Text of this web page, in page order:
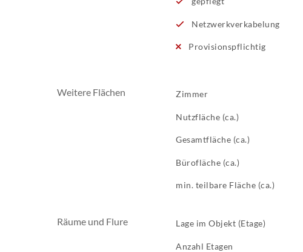
Netzwerkverkabelung
Provisionspflichtig
Weitere Flächen Zimmer
Nutzfläche (ca.)
Gesamtfläche (ca.)
Bürofläche (ca.)
min. teilbare Fläche (ca.)
Räume und Flure Lage im Objekt (Etage)
Anzahl Etagen